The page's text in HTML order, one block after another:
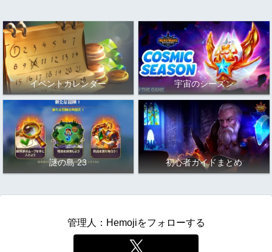
イベントカレンダー 宇宙のシーズン
謎の島 23 初心者ガイドまとめ
管理人：Hemojiをフォローする